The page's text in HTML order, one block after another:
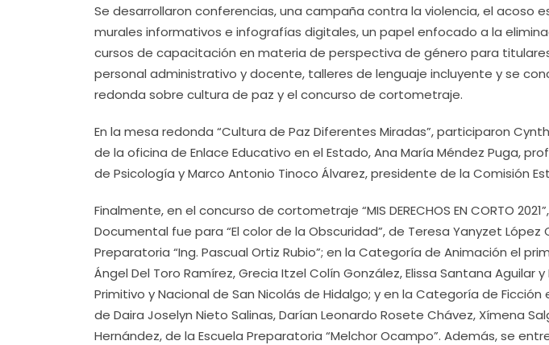
Se desarrollaron conferencias, una campaña contra la violencia, el acoso
murales informativos e infografías digitales, un papel enfocado a la
cursos de capacitación en materia de perspectiva de género para
personal administrativo y docente, talleres de lenguaje incluyente y se
redonda sobre cultura de paz y el concurso de cortometraje.
En la mesa redonda “Cultura de Paz Diferentes Miradas”, participaron
de la oficina de Enlace Educativo en el Estado, Ana María Méndez Puga,
de Psicología y Marco Antonio Tinoco Álvarez, presidente de la Comisión
Finalmente, en el concurso de cortometraje “MIS DERECHOS EN CORTO
Documental fue para “El color de la Obscuridad”, de Teresa Yanyzet López
Preparatoria “Ing. Pascual Ortiz Rubio”; en la Categoría de Animación el
Ángel Del Toro Ramírez, Grecia Itzel Colín González, Elissa Santana Aguilar
Primitivo y Nacional de San Nicolás de Hidalgo; y en la Categoría de Ficción
de Daira Joselyn Nieto Salinas, Darían Leonardo Rosete Chávez, Xímena
Hernández, de la Escuela Preparatoria “Melchor Ocampo”. Además, se